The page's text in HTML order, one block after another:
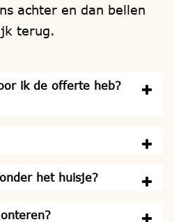
achter en dan bellen
terug.
ik de offerte heb?
het huisje?